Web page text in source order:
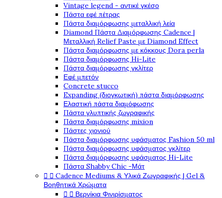
Vintage legend - αντικέ γκέσο
Πάστα εφέ πέτρας
Πάστα διαμόρφωσης μεταλλική λεία
Diamond Πάστα Διαμόρφωσης Cadence |
Μεταλλική Relief Paste με Diamond Effect
Πάστα διαμόρφωσης με κόκκους Dora perla
Πάστα διαμόρφωσης Hi-Lite
Πάστα διαμόρφωσης γκλίτερ
Εφέ μπετόν
Concrete stucco
Expanding (διογκωτική) πάστα διαμόρφωσης
Ελαστική πάστα διαμόφωσης
Πάστα γλυπτικής ζωγραφικής
Πάστα διαμόρφωσης mixion
Πάστες χιονιού
Πάστα διαμόρφωσης υφάσματος Fashion 50 ml
Πάστα διαμόρφωσης υφάσματος γκλίτερ
Πάστα διαμόρφωσης υφάσματος Hi-Lite
Πάστα Shabby Chic -Μάτ
  Cadence Mediums & Υλικά Ζωγραφικής | Gel &
Βοηθητικά Χρώματα
  Βερνίκια Φινιρίσματος